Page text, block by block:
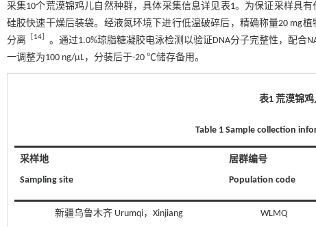
采集10个荒漠锦鸡儿自然种群，具体采集信息详见表1。为保证采样具有
硅胶快速干燥后装袋。经液氮环境下进行低温破碎后，精确称量20 mg
分离 ［14］ 。通过1.0%琼脂糖凝胶电泳检测以验证DNA分子完整性，配合
一调整为100 ng/μL，分装后于-20 ℃储存备用。
表1 荒漠锦
Table 1 Sample collection
采样地
Sampling site
居群编号
Population code
新疆乌鲁木齐 Urumqi，Xinjiang WLMQ